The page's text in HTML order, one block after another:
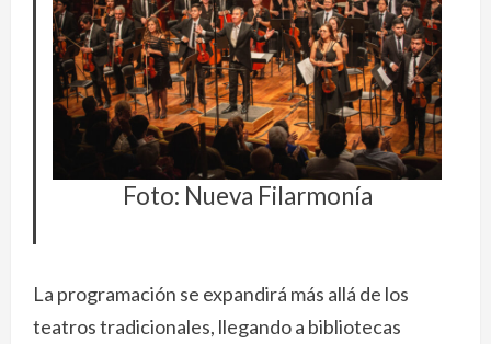
Foto: Nueva Filarmonía
La programación se expandirá más allá de los
teatros tradicionales, llegando a bibliotecas